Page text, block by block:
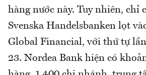
hàng nước này. Tuy nhiên, chỉ
Svenska Handelsbanken lọt
Global Financial, với thứ tự
23. Nordea Bank hiện có